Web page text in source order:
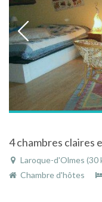
Laroque-d'Olmes (30
Chambre d'hôtes